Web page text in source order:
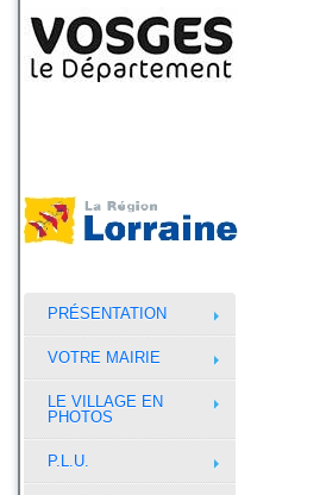
PRÉSENTATION
VOTRE MAIRIE
LE VILLAGE EN
PHOTOS
P.L.U.